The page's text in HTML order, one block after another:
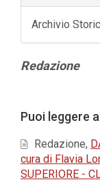
Archivio
Contenuto
Redazione
Puoi leggere
Redazione,
cura di Flavia
SUPERIORE -